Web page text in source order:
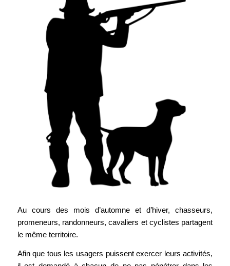
Au cours des mois d’automne et d’hiver, chasseurs,
promeneurs, randonneurs, cavaliers et cyclistes partagent
le même territoire.
Afin que tous les usagers puissent exercer leurs activités,